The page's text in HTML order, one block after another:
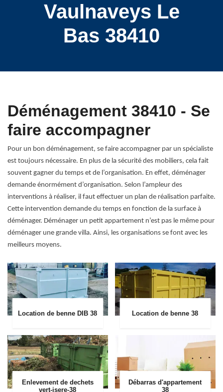
Vaulnaveys Le
Bas 38410
Déménagement 38410 - Se
faire accompagner
Pour un bon déménagement, se faire accompagner par un spécialiste
est toujours nécessaire. En plus de la sécurité des mobiliers, cela fait
souvent gagner du temps et de l’organisation. En effet, déménager
demande énormément d’organisation. Selon l’ampleur des
interventions à réaliser, il faut effectuer un plan de réalisation parfaite.
Cette intervention demande du temps en fonction de la surface à
déménager. Déménager un petit appartement n’est pas le même pour
déménager une grande villa. Ainsi, les organisations se font avec les
meilleurs moyens.
Location de benne DIB 38 Location de benne 38
Enlevement de dechets
vert-isere-38
Débarras d'appartement
38